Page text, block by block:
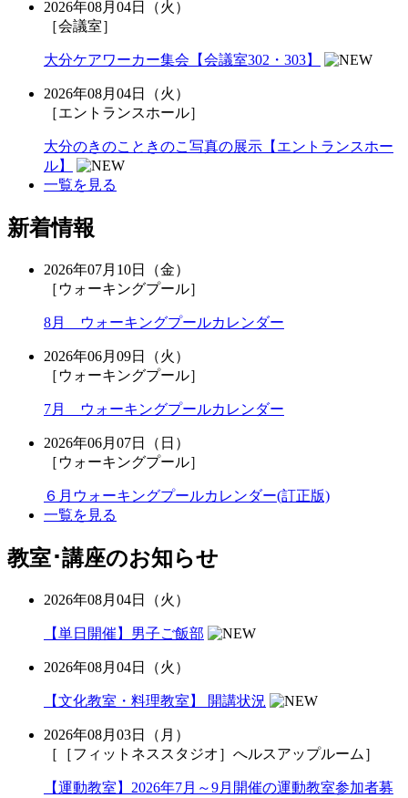
2026年08月04日（火）
［会議室］
大分ケアワーカー集会【会議室302・303】
2026年08月04日（火）
［エントランスホール］
大分のきのこときのこ写真の展示【エントランスホー
ル】
一覧を見る
新着情報
2026年07月10日（金）
［ウォーキングプール］
8月 ウォーキングプールカレンダー
2026年06月09日（火）
［ウォーキングプール］
7月 ウォーキングプールカレンダー
2026年06月07日（日）
［ウォーキングプール］
６月ウォーキングプールカレンダー(訂正版)
一覧を見る
教室･講座のお知らせ
2026年08月04日（火）
【単日開催】男子ご飯部
2026年08月04日（火）
【文化教室・料理教室】 開講状況
2026年08月03日（月）
［［フィットネススタジオ］へルスアップルーム］
【運動教室】2026年7月～9月開催の運動教室参加者募